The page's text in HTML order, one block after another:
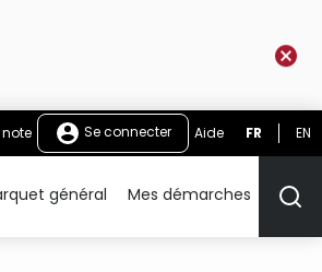
note Se connecter Aide FR EN
général Mes démarches